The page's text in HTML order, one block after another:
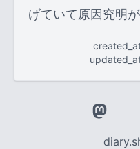
げていて原因究明